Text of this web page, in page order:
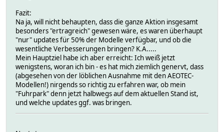
Fazit:
Na ja, will nicht behaupten, dass die ganze Aktion insgesamt
besonders "ertragreich" gewesen wäre, es waren überhaupt
"nur" updates für 50% der Modelle verfügbar, und ob die
wesentliche Verbesserungen bringen? K.A.....
Mein Hauptziel habe ich aber erreicht: Ich weiß jetzt
wenigstens, woran ich bin - es hat mich ziemlich genervt, dass
(abgesehen von der löblichen Ausnahme mit den AEOTEC-
Modellen!) nirgends so richtig zu erfahren war, ob mein
"Fuhrpark" denn jetzt halbwegs auf dem aktuellen Stand ist,
und welche updates ggf. was bringen.